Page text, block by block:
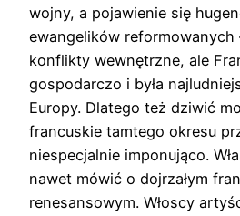
wojny, a pojawienie się
ewangelików reformowanych
konflikty wewnętrzne, ale
gospodarczo i była
Europy. Dlatego też dziwić
francuskie tamtego okresu
niespecjalnie imponująco.
nawet mówić o dojrzałym
renesansowym. Włoscy